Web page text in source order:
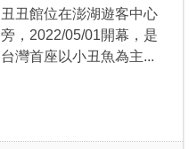
丑丑館位在澎湖遊客中心
旁，2022/05/01開幕，是
台灣首座以小丑魚為主...